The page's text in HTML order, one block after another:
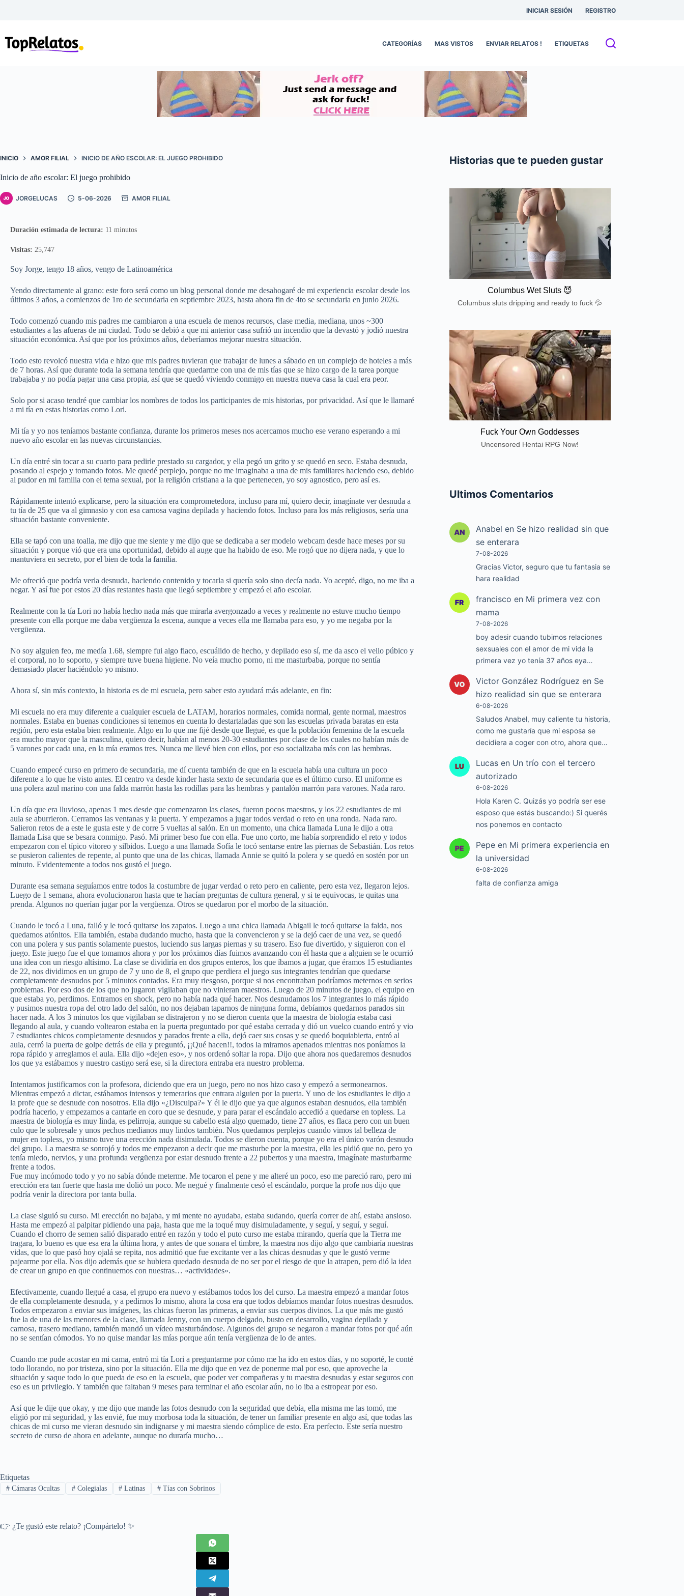
INICIAR SESIÓN REGISTRO
CATEGORÍAS MAS VISTOS ENVIAR RELATOS ! ETIQUETAS
INICIO AMOR FILIAL INICIO DE AÑO ESCOLAR: EL JUEGO PROHIBIDO
Inicio de año escolar: El juego prohibido
JORGELUCAS 5-06-2026 AMOR FILIAL
Duración estimada de lectura: 11 minutos
Visitas: 25,747
Soy Jorge, tengo 18 años, vengo de Latinoamérica
Yendo directamente al grano: este foro será como un blog personal donde me desahogaré de mi experiencia escolar desde los
últimos 3 años, a comienzos de 1ro de secundaria en septiembre 2023, hasta ahora fin de 4to se secundaria en junio 2026.
Todo comenzó cuando mis padres me cambiaron a una escuela de menos recursos, clase media, mediana, unos ~300
estudiantes a las afueras de mi ciudad. Todo se debió a que mi anterior casa sufrió un incendio que la devastó y jodió nuestra
situación económica. Así que por los próximos años, deberíamos mejorar nuestra situación.
Todo esto revolcó nuestra vida e hizo que mis padres tuvieran que trabajar de lunes a sábado en un complejo de hoteles a más
de 7 horas. Así que durante toda la semana tendría que quedarme con una de mis tías que se hizo cargo de la tarea porque
trabajaba y no podía pagar una casa propia, así que se quedó viviendo conmigo en nuestra nueva casa la cual era peor.
Solo por si acaso tendré que cambiar los nombres de todos los participantes de mis historias, por privacidad. Así que le llamaré
a mi tía en estas historias como Lori.
Mi tía y yo nos teníamos bastante confianza, durante los primeros meses nos acercamos mucho ese verano esperando a mi
nuevo año escolar en las nuevas circunstancias.
Un día entré sin tocar a su cuarto para pedirle prestado su cargador, y ella pegó un grito y se quedó en seco. Estaba desnuda,
posando al espejo y tomando fotos. Me quedé perplejo, porque no me imaginaba a una de mis familiares haciendo eso, debido
al pudor en mi familia con el tema sexual, por la religión cristiana a la que pertenecen, yo soy agnostico, pero así es.
Rápidamente intentó explicarse, pero la situación era comprometedora, incluso para mí, quiero decir, imagínate ver desnuda a
tu tía de 25 que va al gimnasio y con esa carnosa vagina depilada y haciendo fotos. Incluso para los más religiosos, sería una
situación bastante conveniente.
Ella se tapó con una toalla, me dijo que me siente y me dijo que se dedicaba a ser modelo webcam desde hace meses por su
situación y porque vió que era una oportunidad, debido al auge que ha habido de eso. Me rogó que no dijera nada, y que lo
mantuviera en secreto, por el bien de toda la familia.
Me ofreció que podría verla desnuda, haciendo contenido y tocarla si quería solo sino decía nada. Yo acepté, digo, no me iba a
negar. Y así fue por estos 20 días restantes hasta que llegó septiembre y empezó el año escolar.
Realmente con la tía Lori no había hecho nada más que mirarla avergonzado a veces y realmente no estuve mucho tiempo
presente con ella porque me daba vergüenza la escena, aunque a veces ella me llamaba para eso, y yo me negaba por la
vergüenza.
No soy alguien feo, me medía 1.68, siempre fui algo flaco, escuálido de hecho, y depilado eso sí, me da asco el vello púbico y
el corporal, no lo soporto, y siempre tuve buena higiene. No veía mucho porno, ni me masturbaba, porque no sentía
demasiado placer haciéndolo yo mismo.
Ahora sí, sin más contexto, la historia es de mi escuela, pero saber esto ayudará más adelante, en fin:
Mi escuela no era muy diferente a cualquier escuela de LATAM, horarios normales, comida normal, gente normal, maestros
normales. Estaba en buenas condiciones si tenemos en cuenta lo destartaladas que son las escuelas privada baratas en esta
región, pero esta estaba bien realmente. Algo en lo que me fijé desde que llegué, es que la población femenina de la escuela
era mucho mayor que la masculina, quiero decir, habían al menos 20-30 estudiantes por clase de los cuales no habían más de
5 varones por cada una, en la mía eramos tres. Nunca me llevé bien con ellos, por eso socializaba más con las hembras.
Cuando empecé curso en primero de secundaria, me dí cuenta también de que en la escuela había una cultura un poco
diferente a lo que he visto antes. El centro va desde kinder hasta sexto de secundaria que es el último curso. El uniforme es
una polera azul marino con una falda marrón hasta las rodillas para las hembras y pantalón marrón para varones. Nada raro.
Un día que era lluvioso, apenas 1 mes desde que comenzaron las clases, fueron pocos maestros, y los 22 estudiantes de mi
aula se aburrieron. Cerramos las ventanas y la puerta. Y empezamos a jugar todos verdad o reto en una ronda. Nada raro.
Salieron retos de a este le gusta este y de corre 5 vueltas al salón. En un momento, una chica llamada Luna le dijo a otra
llamada Lisa que se besara conmigo. Pasó. Mi primer beso fue con ella. Fue uno corto, me había sorprendido el reto y todos
empezaron con el típico vitoreo y silbidos. Luego a una llamada Sofía le tocó sentarse entre las piernas de Sebastián. Los retos
se pusieron calientes de repente, al punto que una de las chicas, llamada Annie se quitó la polera y se quedó en sostén por un
minuto. Evidentemente a todos nos gustó el juego.
Durante esa semana seguíamos entre todos la costumbre de jugar verdad o reto pero en caliente, pero esta vez, llegaron lejos.
Luego de 1 semana, ahora evolucionaron hasta que te hacían preguntas de cultura general, y si te equivocas, te quitas una
prenda. Algunos no querían jugar por la vergüenza. Otros se quedaron por el morbo de la situación.
Cuando le tocó a Luna, falló y le tocó quitarse los zapatos. Luego a una chica llamada Abigail le tocó quitarse la falda, nos
quedamos atónitos. Ella también, estaba dudando mucho, hasta que la convencieron y se la dejó caer de una vez, se quedó
con una polera y sus pantis solamente puestos, luciendo sus largas piernas y su trasero. Eso fue divertido, y siguieron con el
juego. Este juego fue el que tomamos ahora y por los próximos días fuimos avanzando con él hasta que a alguien se le ocurrió
una idea con un riesgo altísimo. La clase se dividiría en dos grupos enteros, los que íbamos a jugar, que éramos 15 estudiantes
de 22, nos dividimos en un grupo de 7 y uno de 8, el grupo que perdiera el juego sus integrantes tendrían que quedarse
completamente desnudos por 5 minutos contados. Era muy riesgoso, porque si nos encontraban podríamos meternos en serios
problemas. Por eso dos de los que no jugaron vigilaban que no vinieran maestros. Luego de 20 minutos de juego, el equipo en
que estaba yo, perdimos. Entramos en shock, pero no había nada qué hacer. Nos desnudamos los 7 integrantes lo más rápido
y pusimos nuestra ropa del otro lado del salón, no nos dejaban taparnos de ninguna forma, debíamos quedarnos parados sin
hacer nada. A los 3 minutos los que vigilaban se distrajeron y no se dieron cuenta que la maestra de biología estaba casi
llegando al aula, y cuando voltearon estaba en la puerta preguntado por qué estaba cerrada y dió un vuelco cuando entró y vio
7 estudiantes chicos completamente desnudos y parados frente a ella, dejó caer sus cosas y se quedó boquiabierta, entró al
aula, cerró la puerta de golpe detrás de ella y preguntó, ¡¡Qué hacen!!, todos la miramos apenados mientras nos poníamos la
ropa rápido y arreglamos el aula. Ella dijo «dejen eso», y nos ordenó soltar la ropa. Dijo que ahora nos quedaremos desnudos
los que ya estábamos y nuestro castigo será ese, si la directora entraba era nuestro problema.
Intentamos justificarnos con la profesora, diciendo que era un juego, pero no nos hizo caso y empezó a sermonearnos.
Mientras empezó a dictar, estábamos intensos y temerarios que entrara alguien por la puerta. Y uno de los estudiantes le dijo a
la profe que se desnude con nosotros. Ella dijo «¿Disculpa?» Y él le dijo que ya que algunos estaban desnudos, ella también
podría hacerlo, y empezamos a cantarle en coro que se desnude, y para parar el escándalo accedió a quedarse en topless. La
maestra de biología es muy linda, es pelirroja, aunque su cabello está algo quemado, tiene 27 años, es flaca pero con un buen
culo que le sobresale y unos pechos medianos muy lindos también. Nos quedamos perplejos cuando vimos tal belleza de
mujer en topless, yo mismo tuve una erección nada disimulada. Todos se dieron cuenta, porque yo era el único varón desnudo
del grupo. La maestra se sonrojó y todos me empezaron a decir que me masturbe por la maestra, ella les pidió que no, pero yo
tenía miedo, nervios, y una profunda vergüenza por estar desnudo frente a 22 pubertos y una maestra, imagínate masturbarme
frente a todos.
Fue muy incómodo todo y yo no sabía dónde meterme. Me tocaron el pene y me alteré un poco, eso me pareció raro, pero mi
erección era tan fuerte que hasta me dolió un poco. Me negué y finalmente cesó el escándalo, porque la profe nos dijo que
podría venir la directora por tanta bulla.
La clase siguió su curso. Mi erección no bajaba, y mi mente no ayudaba, estaba sudando, quería correr de ahí, estaba ansioso.
Hasta me empezó al palpitar pidiendo una paja, hasta que me la toqué muy disimuladamente, y seguí, y seguí, y seguí.
Cuando el chorro de semen salió disparado entré en razón y todo el puto curso me estaba mirando, quería que la Tierra me
tragara, lo bueno es que esa era la última hora, y antes de que sonara el timbre, la maestra nos dijo algo que cambiaría nuestras
vidas, que lo que pasó hoy ojalá se repita, nos admitió que fue excitante ver a las chicas desnudas y que le gustó verme
pajearme por ella. Nos dijo además que se hubiera quedado desnuda de no ser por el riesgo de que la atrapen, pero dió la idea
de crear un grupo en que continuemos con nuestras… «actividades».
Efectivamente, cuando llegué a casa, el grupo era nuevo y estábamos todos los del curso. La maestra empezó a mandar fotos
de ella completamente desnuda, y a pedirnos lo mismo, ahora la cosa era que todos debíamos mandar fotos nuestras desnudos.
Todos empezaron a enviar sus imágenes, las chicas fueron las primeras, a enviar sus cuerpos divinos. La que más me gustó
fue la de una de las menores de la clase, llamada Jenny, con un cuerpo delgado, busto en desarrollo, vagina depilada y
carnosa, trasero mediano, también mandó un vídeo masturbándose. Algunos del grupo se negaron a mandar fotos por qué aún
no se sentían cómodos. Yo no quise mandar las mías porque aún tenía vergüenza de lo de antes.
Cuando me pude acostar en mi cama, entró mi tía Lori a preguntarme por cómo me ha ido en estos días, y no soporté, le conté
todo llorando, no por tristeza, sino por la situación. Ella me dijo que en vez de ponerme mal por eso, que aproveche la
situación y saque todo lo que pueda de eso en la escuela, que poder ver compañeras y tu maestra desnudas y estar seguros con
eso es un privilegio. Y también que faltaban 9 meses para terminar el año escolar aún, no lo iba a estropear por eso.
Así que le dije que okay, y me dijo que mande las fotos desnudo con la seguridad que debía, ella misma me las tomó, me
eligió por mi seguridad, y las envié, fue muy morbosa toda la situación, de tener un familiar presente en algo así, que todas las
chicas de mi curso me vieran desnudo sin indignarse y mi maestra siendo cómplice de esto. Era perfecto. Este sería nuestro
secreto de curso de ahora en adelante, aunque no duraría mucho…
Etiquetas
#Cámaras Ocultas #Colegialas # Latinas # Tías con Sobrinos
👉 ¿Te gustó este relato? ¡Compártelo! ✨
Historias que te pueden gustar
Columbus Wet Sluts 😈
Columbus sluts dripping and ready to fuck 💦
Fuck Your Own Goddesses
Uncensored Hentai RPG Now!
Ultimos Comentarios
Anabel en Se hizo realidad sin que
se enterara
7-08-2026
Gracias Victor, seguro que tu fantasia se
hara realidad
francisco en Mi primera vez con
mama
7-08-2026
boy adesir cuando tubimos relaciones
sexsuales con el amor de mi vida la
primera vez yo tenía 37 años eya…
Victor González Rodríguez en Se
hizo realidad sin que se enterara
6-08-2026
Saludos Anabel, muy caliente tu historia,
como me gustaría que mi esposa se
decidiera a coger con otro, ahora que…
Lucas en Un trío con el tercero
autorizado
6-08-2026
Hola Karen C. Quizás yo podría ser ese
esposo que estás buscando:) Si querés
nos ponemos en contacto
Pepe en Mi primera experiencia en
la universidad
6-08-2026
falta de confianza amiga